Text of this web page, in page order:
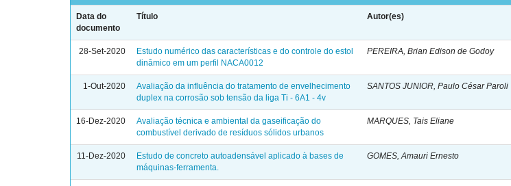
Data do
documento
Título Autor(es)
28-Set-2020
Estudo numérico das características e do controle do estol
dinâmico em um perfil NACA0012
PEREIRA, Brian Edison de Godoy
1-Out-2020
Avaliação da influência do tratamento de envelhecimento
duplex na corrosão sob tensão da liga Ti - 6A1 - 4v
SANTOS JUNIOR, Paulo César Paroli
16-Dez-2020
Avaliação técnica e ambiental da gaseificação do
combustível derivado de resíduos sólidos urbanos
MARQUES, Tais Eliane
11-Dez-2020
Estudo de concreto autoadensável aplicado à bases de
máquinas-ferramenta.
GOMES, Amauri Ernesto